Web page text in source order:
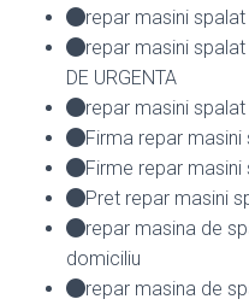
repar masini
repar masini spalat
DE URGENTA
repar masini
Firma repar masini
Firme repar masini
Pret repar masini
repar masina de
domiciliu
repar masina de